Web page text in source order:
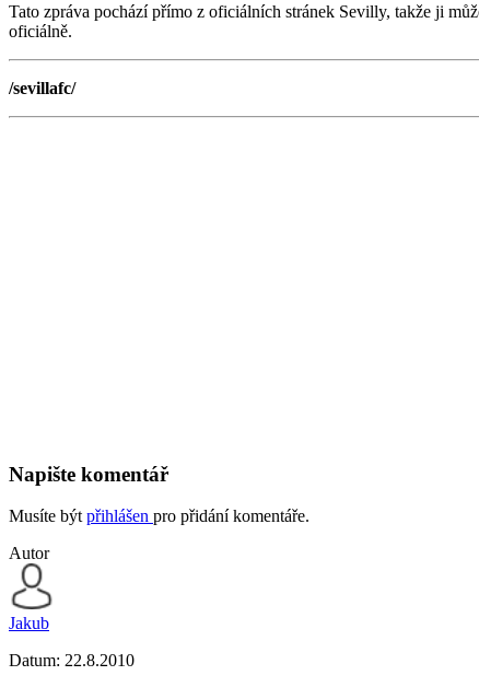
Tato zpráva pochází přímo z oficiálních stránek Sevilly, takže ji
oficiálně.
/sevillafc/
Napište komentář
Musíte být přihlášen pro přidání komentáře.
Autor
Jakub
Datum: 22.8.2010